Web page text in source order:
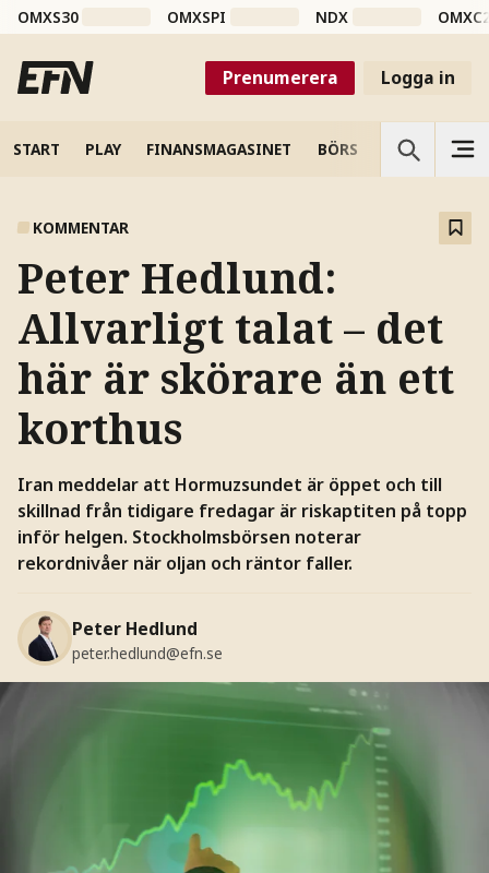
OMXS30 OMXSPI NDX
Prenumerera Logga in
START PLAY FINANSMAGASINET BÖRS VETENSKAP
KOMMENTAR
Peter Hedlund:
Allvarligt talat – det
här är skörare än ett
korthus
Iran meddelar att Hormuzsundet är öppet och till
skillnad från tidigare fredagar är riskaptiten på topp
inför helgen. Stockholmsbörsen noterar
rekordnivåer när oljan och räntor faller.
Peter Hedlund
peter.hedlund@efn.se